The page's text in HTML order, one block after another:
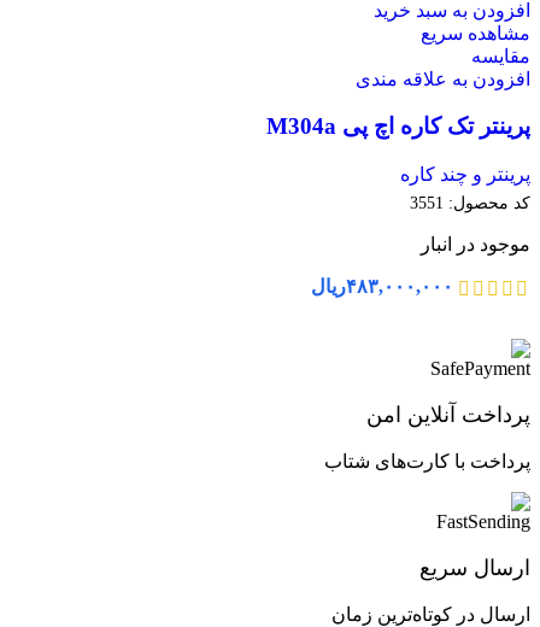
افزودن به سبد خرید
مشاهده سریع
مقایسه
افزودن به علاقه مندی
پرینتر تک کاره اچ پی M304a
پرینتر و چند کاره
کد محصول: 3551
موجود در انبار
۴۸۳,۰۰۰,۰۰۰ریال
پرداخت آنلاین امن
پرداخت با کارت‌های شتاب
ارسال سریع
ارسال در کوتاه‌ترین زمان